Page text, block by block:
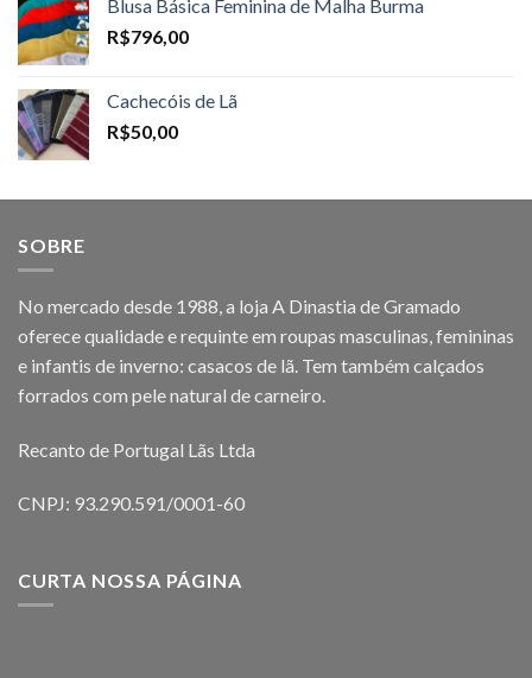
Blusa Básica Feminina de Malha Burma
R$796,00
Cachecóis de Lã
R$50,00
SOBRE
No mercado desde 1988, a loja A Dinastia de Gramado
oferece qualidade e requinte em roupas masculinas, femininas
e infantis de inverno: casacos de lã. Tem também calçados
forrados com pele natural de carneiro.
Recanto de Portugal Lãs Ltda
CNPJ: 93.290.591/0001-60
CURTA NOSSA PÁGINA